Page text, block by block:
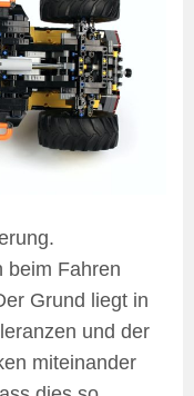
beim Fahren
Grund liegt in
und der
miteinander